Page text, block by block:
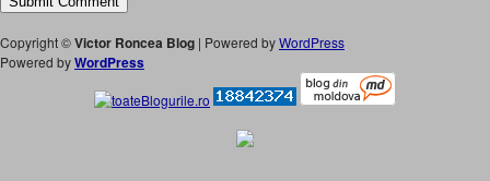
Copyright ©Victor Roncea Blog | Powered byWordPress
Powered byWordPress